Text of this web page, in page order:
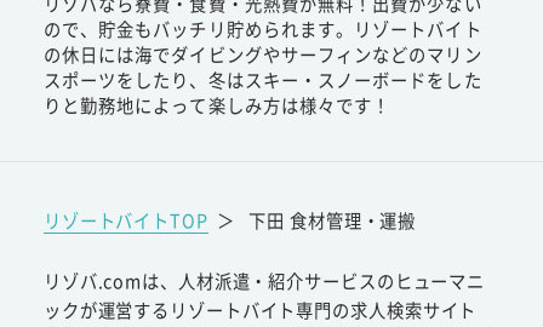
ので、貯金もバッチリ貯められます。リゾートバイト
の休日には海でダイビングやサーフィンなどのマリン
スポーツをしたり、冬はスキー・スノーボードをした
りと勤務地によって楽しみ方は様々です！
リゾートバイトTOP ＞ 下田 食材管理・運搬
リゾバ.comは、人材派遣・紹介サービスのヒューマニ
ックが運営するリゾートバイト専門の求人検索サイト